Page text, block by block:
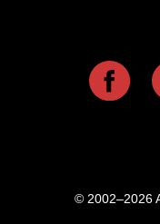
© 2002–2026